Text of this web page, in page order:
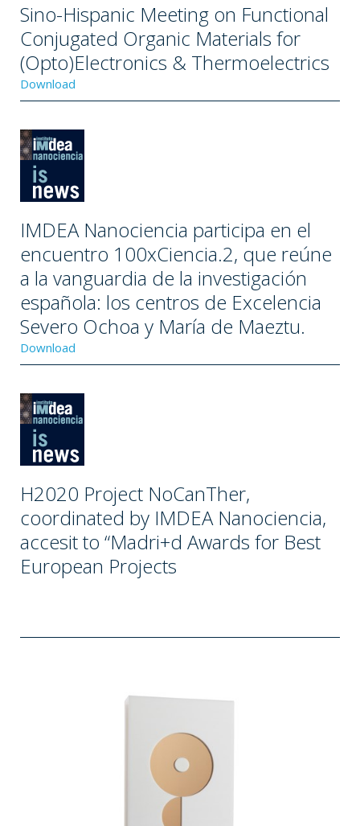
Sino-Hispanic Meeting on Functional
Conjugated Organic Materials for
(Opto)Electronics & Thermoelectrics
Download
IMDEA Nanociencia participa en el
encuentro 100xCiencia.2, que reúne
a la vanguardia de la investigación
española: los centros de Excelencia
Severo Ochoa y María de Maeztu.
Download
H2020 Project NoCanTher,
coordinated by IMDEA Nanociencia,
accesit to “Madri+d Awards for Best
European Projects